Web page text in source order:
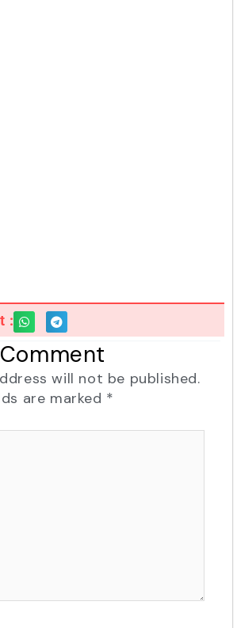
:
will not be published.
are marked *